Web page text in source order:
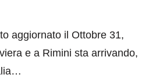
aggiornato il Ottobre 31,
e a Rimini sta arrivando,